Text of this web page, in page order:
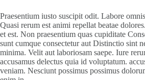
Praesentium iusto suscipit odit. Labore
Quasi rerum est animi repellat beatae
et est. Non praesentium quas cupiditate
sunt cumque consectetur aut Distinctio sint
minima. Velit aut laboriosam saepe. Iure
accusamus delectus quia id voluptatum.
veniam. Nesciunt possimus possimus